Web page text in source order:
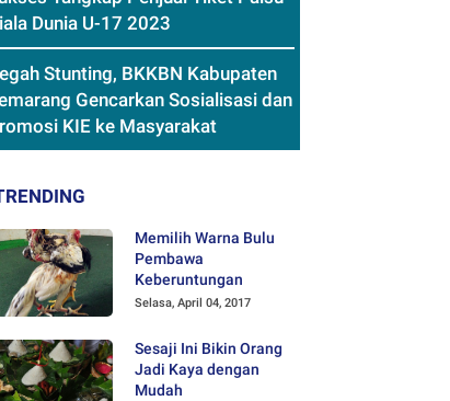
Dunia U-17 2023
Stunting, BKKBN Kabupaten
Gencarkan Sosialisasi dan
KIE ke Masyarakat
Memilih Warna Bulu
Pembawa
Keberuntungan
Selasa, April 04, 2017
Sesaji Ini Bikin Orang
Jadi Kaya dengan
Mudah